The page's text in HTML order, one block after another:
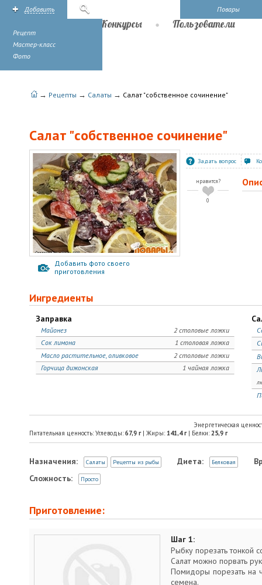
Повары
Добавить
Рецепт
Мастер-класс
Фото
Конкурсы Пользователи
→ Рецепты → Салаты → Салат "собственное сочинение"
Салат "собственное сочинение"
Добавить фото своего
приготовления
Задать вопрос
нравится?
0
Ингредиенты
Заправка
2 столовые ложки
Майонез
1 столовая ложка
Сок лимона
2 столовые ложки
Масло растительное, оливковое
1 чайная ложка
Горчица дижонская
Энергетическая
Питательная ценность: Углеводы: 67,9 г| Жиры: 141,4г| Белки: 25,9 г
Назначения: Салаты Рецепты из рыбы Диета: Белковая
Сложность:
Просто
Приготовление:
Шаг 1:
Рыбку порезать тонкой
Салат можно порвать
Помидоры порезать на
семена.